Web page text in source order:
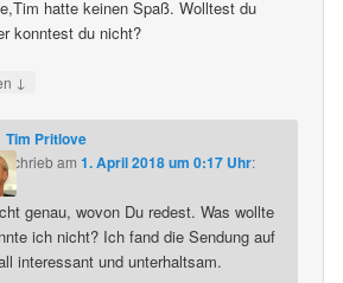
hatte keinen Spaß. Wolltest du
konntest du nicht?
↓
Tim Pritlove
schriebam 1. April 2018 um 0:17 Uhr:
genau, wovon Du redest. Was wollte
ich nicht? Ich fand die Sendung auf
interessant und unterhaltsam.